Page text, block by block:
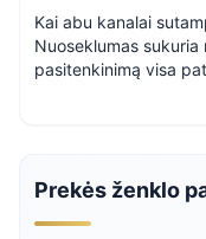
Kai abu kanalai
Nuoseklumas
pasitenkinimą visa
Prekės ženklo